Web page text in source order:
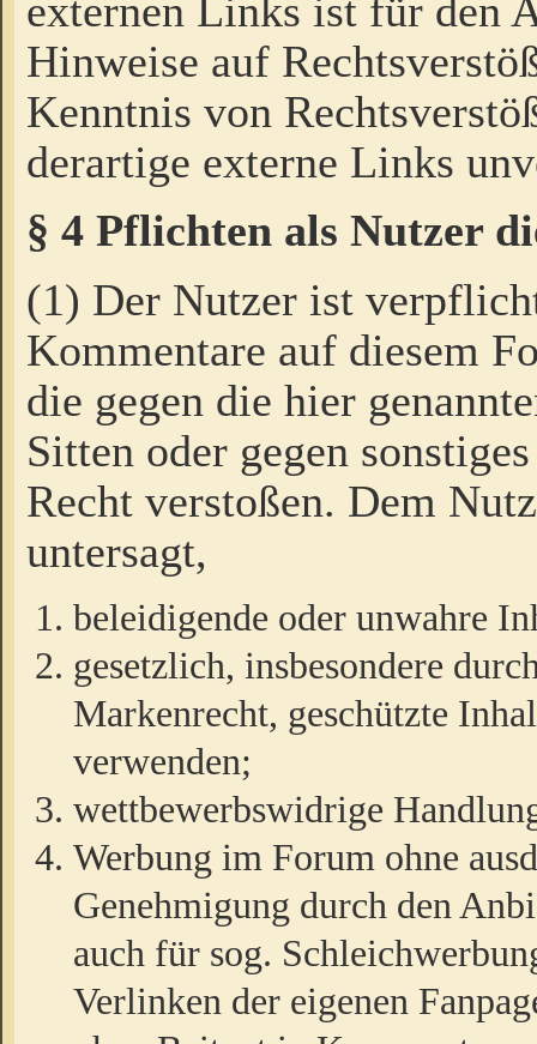
externen Links ist für den
Hinweise auf
Kenntnis von
derartige externe Links
§ 4 Pflichten als Nutzer
(1) Der Nutzer ist
Kommentare auf diesem
die gegen die hier
Sitten oder gegen
Recht verstoßen. Dem
untersagt,
beleidigende oder unwahre
gesetzlich, insbesondere
Markenrecht, geschützte
verwenden;
wettbewerbswidrige
Werbung im Forum ohne
Genehmigung durch den
auch für sog.
Verlinken der eigenen